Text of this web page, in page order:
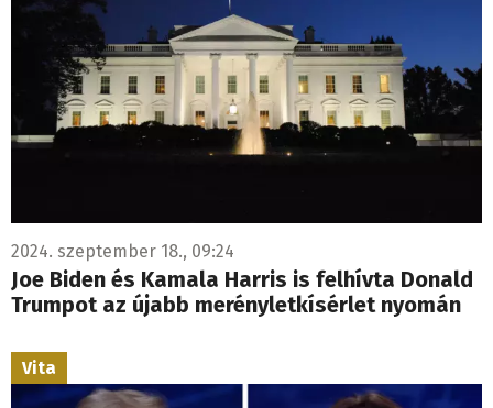
2024. szeptember 18., 09:24
Joe Biden és Kamala Harris is felhívta Donald
Trumpot az újabb merényletkísérlet nyomán
Vita